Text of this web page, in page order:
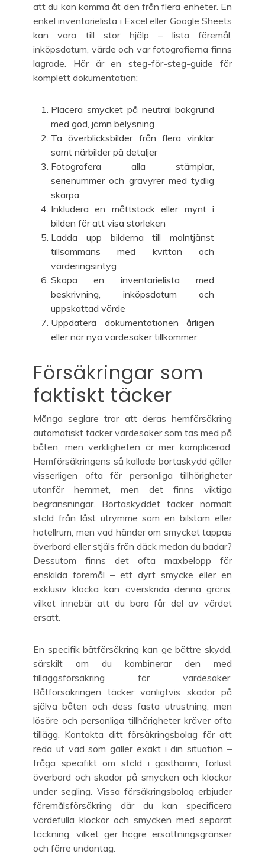
att du kan komma åt den från flera enheter. En
enkel inventarielista i Excel eller Google Sheets
kan vara till stor hjälp – lista föremål,
inköpsdatum, värde och var fotografierna finns
lagrade. Här är en steg-för-steg-guide för
komplett dokumentation:
Placera smycket på neutral bakgrund
med god, jämn belysning
Ta överblicksbilder från flera vinklar
samt närbilder på detaljer
Fotografera alla stämplar,
serienummer och gravyrer med tydlig
skärpa
Inkludera en måttstock eller mynt i
bilden för att visa storleken
Ladda upp bilderna till molntjänst
tillsammans med kvitton och
värderingsintyg
Skapa en inventarielista med
beskrivning, inköpsdatum och
uppskattad värde
Uppdatera dokumentationen årligen
eller när nya värdesaker tillkommer
Försäkringar som
faktiskt täcker
Många seglare tror att deras hemförsäkring
automatiskt täcker värdesaker som tas med på
båten, men verkligheten är mer komplicerad.
Hemförsäkringens så kallade bortaskydd gäller
visserligen ofta för personliga tillhörigheter
utanför hemmet, men det finns viktiga
begränsningar. Bortaskyddet täcker normalt
stöld från låst utrymme som en bilstam eller
hotellrum, men vad händer om smycket tappas
överbord eller stjäls från däck medan du badar?
Dessutom finns det ofta maxbelopp för
enskilda föremål – ett dyrt smycke eller en
exklusiv klocka kan överskrida denna gräns,
vilket innebär att du bara får del av värdet
ersatt.
En specifik båtförsäkring kan ge bättre skydd,
särskilt om du kombinerar den med
tilläggsförsäkring för värdesaker.
Båtförsäkringen täcker vanligtvis skador på
själva båten och dess fasta utrustning, men
lösöre och personliga tillhörigheter kräver ofta
tillägg. Kontakta ditt försäkringsbolag för att
reda ut vad som gäller exakt i din situation –
fråga specifikt om stöld i gästhamn, förlust
överbord och skador på smycken och klockor
under segling. Vissa försäkringsbolag erbjuder
föremålsförsäkring där du kan specificera
värdefulla klockor och smycken med separat
täckning, vilket ger högre ersättningsgränser
och färre undantag.